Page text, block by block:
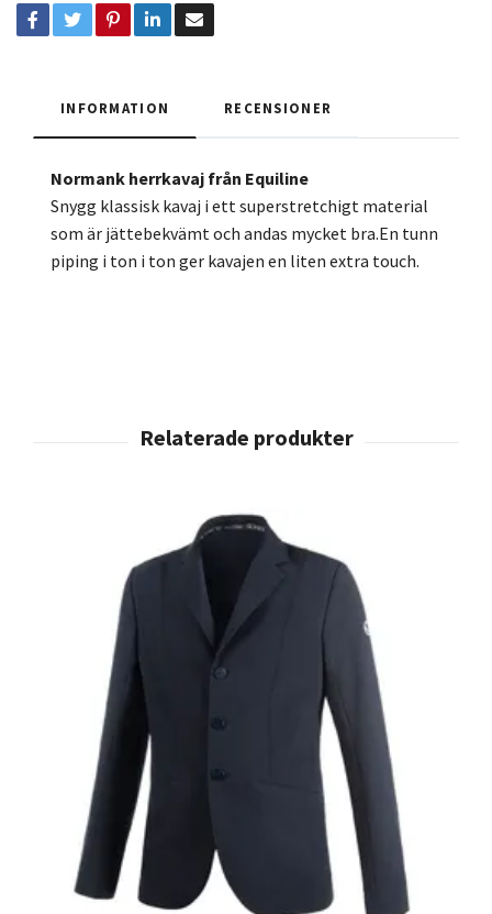
INFORMATION RECENSIONER
Normank herrkavaj från Equiline
Snygg klassisk kavaj i ett superstretchigt material
som är jättebekvämt och andas mycket bra.En tunn
piping i ton i ton ger kavajen en liten extra touch.